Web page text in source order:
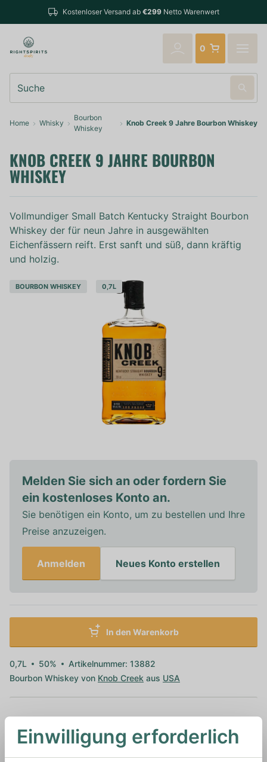
Versand ab €299Netto Warenwert
verschickt
0
Home Whisky
Bourbon
Whiskey
Knob Creek 9 Jahre Bourbon Whiskey
KNOB CREEK 9 JAHRE BOURBON
WHISKEY
Vollmundiger Small Batch Kentucky Straight Bourbon
Whiskey der für neun Jahre in ausgewählten
Eichenfässern reift. Erst sanft und süß, dann kräftig
und holzig.
BOURBON WHISKEY 0,7L
Melden Sie sich an oder fordern Sie
ein kostenloses Konto an.
Sie benötigen ein Konto, um zu bestellen und Ihre
Preise anzuzeigen.
Anmelden Neues Konto erstellen
In den Warenkorb
0,7L 50%
Artikelnummer: 13882
Bourbon Whiskey von Knob Creek aus USA
TIPS & TRICKS
HOW TO DRINK
Einwilligung erforderlich